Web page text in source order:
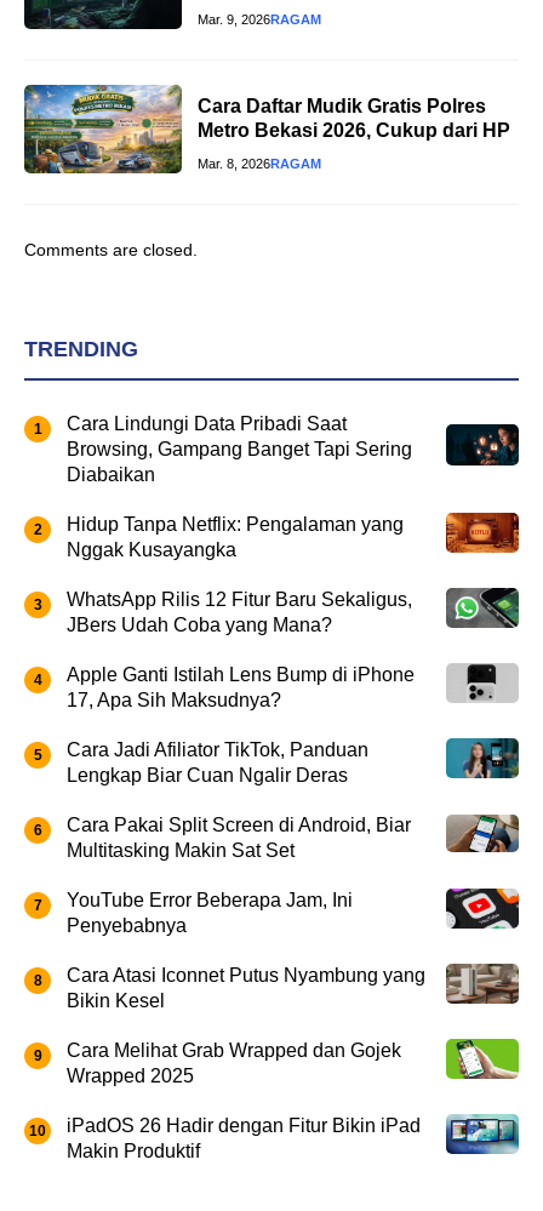
Mar. 9, 2026RAGAM
Cara Daftar Mudik Gratis Polres
Metro Bekasi 2026, Cukup dari HP
Mar. 8, 2026RAGAM
Comments are closed.
TRENDING
Cara Lindungi Data Pribadi Saat
Browsing, Gampang Banget Tapi Sering
Diabaikan
Hidup Tanpa Netflix: Pengalaman yang
Nggak Kusayangka
WhatsApp Rilis 12 Fitur Baru Sekaligus,
JBers Udah Coba yang Mana?
Apple Ganti Istilah Lens Bump di iPhone
17, Apa Sih Maksudnya?
Cara Jadi Afiliator TikTok, Panduan
Lengkap Biar Cuan Ngalir Deras
Cara Pakai Split Screen di Android, Biar
Multitasking Makin Sat Set
YouTube Error Beberapa Jam, Ini
Penyebabnya
Cara Atasi Iconnet Putus Nyambung yang
Bikin Kesel
Cara Melihat Grab Wrapped dan Gojek
Wrapped 2025
iPadOS 26 Hadir dengan Fitur Bikin iPad
Makin Produktif